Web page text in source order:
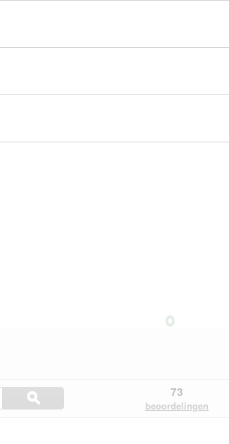
Onderwerpen
ϙZoeken
73
beoordelingen